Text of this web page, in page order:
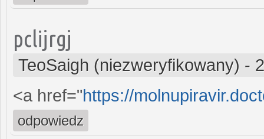
pclijrgj
TeoSaigh (niezweryfikowany) -
<a href="https://
odpowiedz